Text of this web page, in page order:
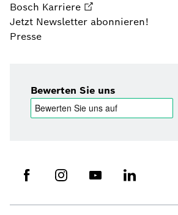
Bosch Karriere
Jetzt Newsletter abonnieren!
Presse
Bewerten Sie uns